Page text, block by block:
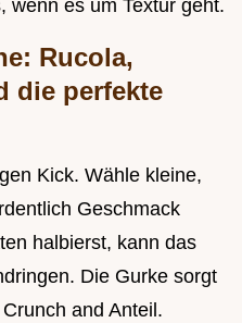
wenn es um Textur geht.
Rucola,
die perfekte
Kick. Wähle kleine,
Geschmack
halbierst, kann das
Die Gurke sorgt
and Anteil.